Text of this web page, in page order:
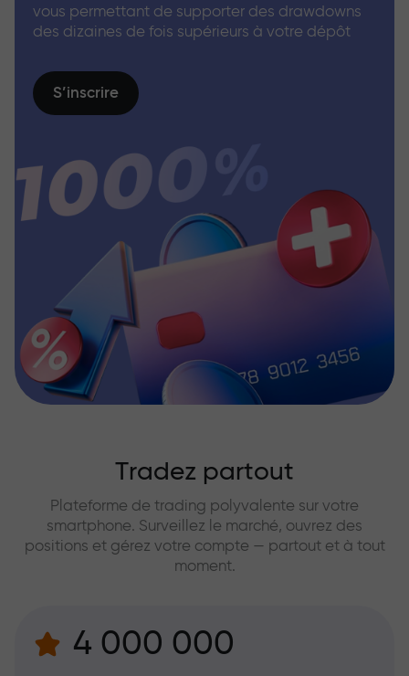
vous permettant de supporter des drawdowns
des dizaines de fois supérieurs à votre dépôt
S’inscrire
Tradez partout
Plateforme de trading polyvalente sur votre
smartphone. Surveillez le marché, ouvrez des
positions et gérez votre compte — partout et à tout
moment.
4 000 000